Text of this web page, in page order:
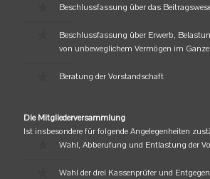
Beschlussfassung über das
Beschlussfassung über Erwerb,
von unbeweglichem Vermögen im
Beratung der Vorstandschaft
Die Mitgliederversammlung
Ist insbesondere für folgende Angelegenheiten
Wahl, Abberufung und Entlastung der
Wahl der drei Kassenprüfer und